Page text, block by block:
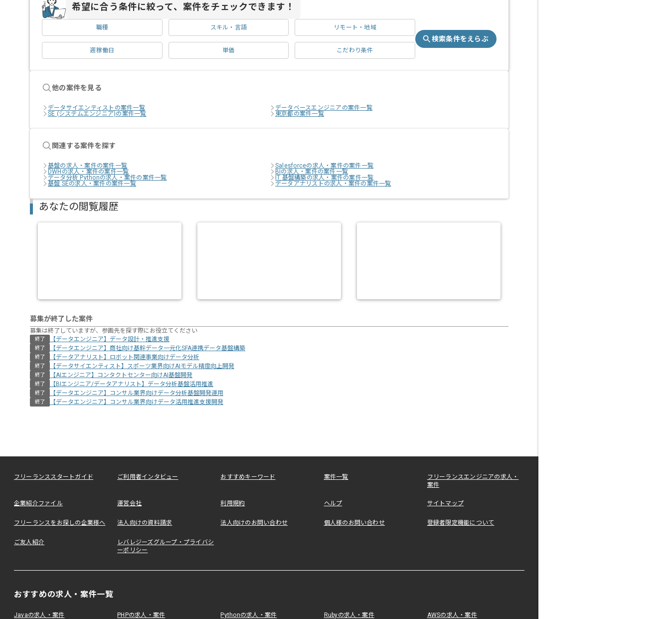
希望に合う条件に絞って、案件をチェックできます！
職種 スキル・言語 リモート・地域
週稼働日 単価 こだわり条件
検索条件をえらぶ
他の案件を見る
データサイエンティストの案件一覧
データベースエンジニアの案件一覧
SE (システムエンジニア)の案件一覧
東京都の案件一覧
関連する案件を探す
基盤の求人・案件の案件一覧
Salesforceの求人・案件の案件一覧
DWHの求人・案件の案件一覧
BIの求人・案件の案件一覧
データ分析 Pythonの求人・案件の案件一覧
IT 基盤構築の求人・案件の案件一覧
基盤 SEの求人・案件の案件一覧
データアナリストの求人・案件の案件一覧
あなたの閲覧履歴
募集が終了した案件
募集は終了していますが、参画先を探す際にお役立てください
終了 【データエンジニア】データ設計・推進支援
終了 【データエンジニア】商社向け基幹データ一元化SFA連携データ基盤構築
終了 【データアナリスト】ロボット関連事業向けデータ分析
終了 【データサイエンティスト】スポーツ業界向けAIモデル精度向上開発
終了 【AIエンジニア】コンタクトセンター向けAI基盤開発
終了 【BIエンジニア/データアナリスト】データ分析基盤活用推進
終了 【データエンジニア】コンサル業界向けデータ分析基盤開発運用
終了 【データエンジニア】コンサル業界向けデータ活用推進支援開発
フリーランススタートガイド ご利用者インタビュー おすすめキーワード 案件一覧
フリーランスエンジニアの求人・
案件
企業紹介ファイル 運営会社 利用規約 ヘルプ サイトマップ
フリーランスをお探しの企業様へ 法人向けの資料請求 法人向けのお問い合わせ 個人様のお問い合わせ 登録者限定機能について
ご友人紹介
レバレジーズグループ・プライバシ
ーポリシー
おすすめの求人・案件一覧
Javaの求人・案件 PHPの求人・案件 Pythonの求人・案件 Rubyの求人・案件 AWSの求人・案件